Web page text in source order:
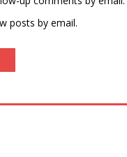
posts by email.